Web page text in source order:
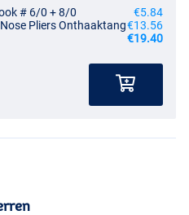
# 6/0 + 8/0
€5.84
Pliers Onthaaktang€13.56
€19.40